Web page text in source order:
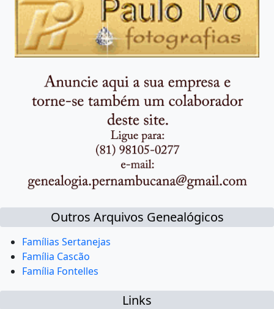
Outros Arquivos Genealógicos
Famílias Sertanejas
Família Cascão
Família Fontelles
Links